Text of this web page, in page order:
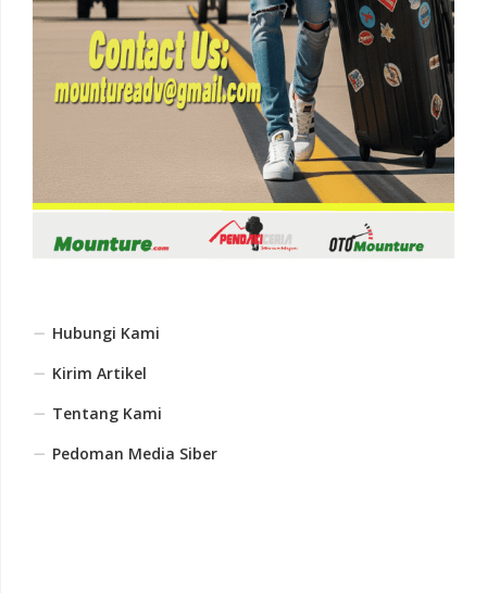
Hubungi Kami
Kirim Artikel
Tentang Kami
Pedoman Media Siber